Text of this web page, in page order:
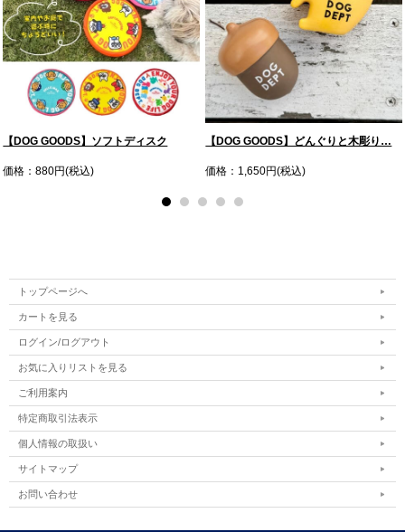
【DOG GOODS】ソフトディスク
価格：880円(税込)
【DOG GOODS】どんぐりと木彫り…
価格：1,650円(税込)
トップページへ
カートを見る
ログイン/ログアウト
お気に入りリストを見る
ご利用案内
特定商取引法表示
個人情報の取扱い
サイトマップ
お問い合わせ